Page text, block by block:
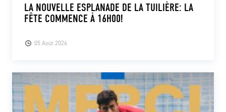
05 Août 2026
LA NOUVELLE ESPLANADE DE LA TUILIÈRE: LA
FÊTE COMMENCE À 16H00!